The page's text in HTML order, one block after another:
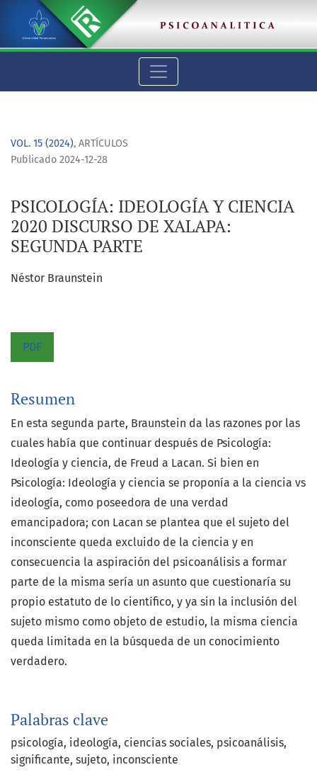
PSICOLOGÍA: IDEOLOGÍA Y CIENCIA 2020 DISCURSO DE XALAPA
VOL. 15 (2024), ARTÍCULOS
PSICOLOGÍA: IDEOLOGÍA Y CIENCIA
2020 DISCURSO DE XALAPA:
SEGUNDA PARTE
Publicado 2024-12-28
Néstor Braunstein
PDF
Palabras clave
psicología ideología ciencias sociales psicoanálisis
significante sujeto inconsciente
Resumen
En esta segunda parte, Braunstein da las razones por las
cuales había que continuar después de Psicología:
Ideología y ciencia, de Freud a Lacan. Si bien en
Psicología: Ideología y ciencia se proponía a la ciencia vs
ideología, como poseedora de una verdad
emancipadora; con Lacan se plantea que el sujeto del
inconsciente queda excluido de la ciencia y en
consecuencia la aspiración del psicoanálisis a formar
parte de la misma sería un asunto que cuestionaría su
propio estatuto de lo científico, y ya sin la inclusión del
sujeto mismo como objeto de estudio, la misma ciencia
queda limitada en la búsqueda de un conocimiento
verdadero.